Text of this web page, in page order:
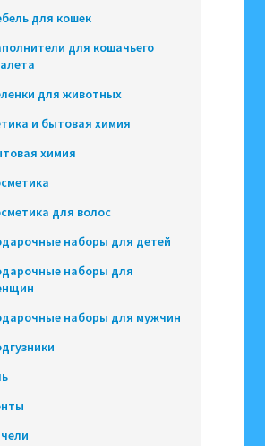
для кошек
для кошачьего
для животных
и бытовая химия
химия
для волос
наборы для детей
наборы для
наборы для мужчин